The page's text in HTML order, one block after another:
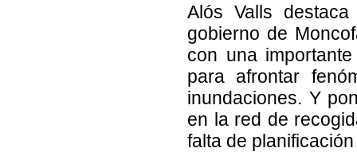
Alós Valls
gobierno de
con una
para afrontar
inundaciones. Y
en la red de
falta de